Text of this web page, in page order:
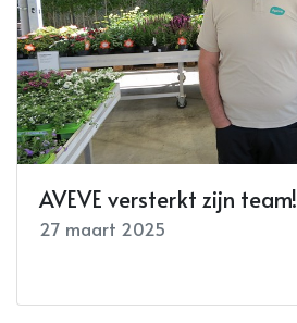
AVEVE versterkt zijn team!
27 maart 2025